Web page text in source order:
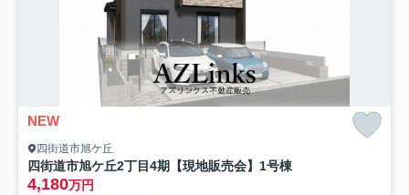
NEW
四街道市旭ケ丘
四街道市旭ケ丘2丁目4期【現地販売会】 1号棟
4,180万円